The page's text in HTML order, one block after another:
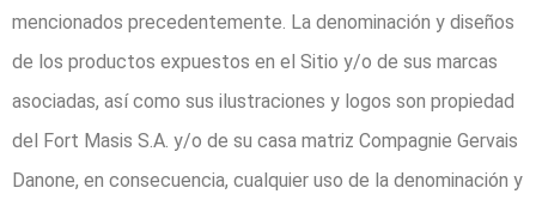
mencionados precedentemente. La denominación y diseños
de los productos expuestos en el Sitio y/o de sus marcas
asociadas, así como sus ilustraciones y logos son propiedad
del Fort Masis S.A. y/o de su casa matriz Compagnie Gervais
Danone, en consecuencia, cualquier uso de la denominación y